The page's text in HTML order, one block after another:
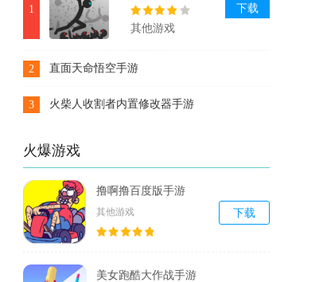
1
内置修改器手
游
其他游戏
下载
2 直面天命悟空手游
3 火柴人收割者内置修改器手游
火爆游戏
撸啊撸百度版手游
其他游戏 下载
美女跑酷大作战手游